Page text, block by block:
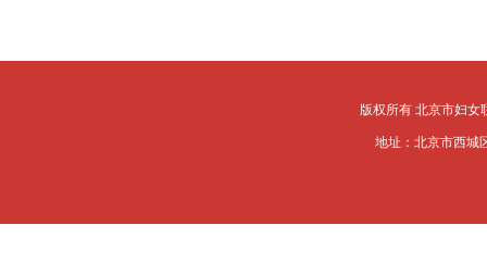
版权所有 北京市妇女
地址：北京市西城